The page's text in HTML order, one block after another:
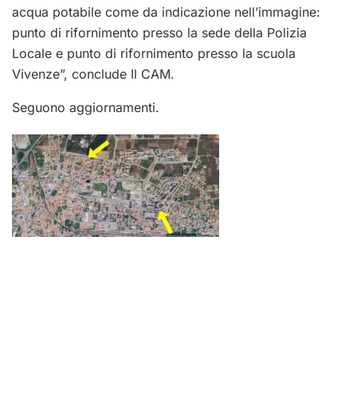
acqua potabile come da indicazione nell’immagine:
punto di rifornimento presso la sede della Polizia
Locale e punto di rifornimento presso la scuola
Vivenze”, conclude Il CAM.
Seguono aggiornamenti.